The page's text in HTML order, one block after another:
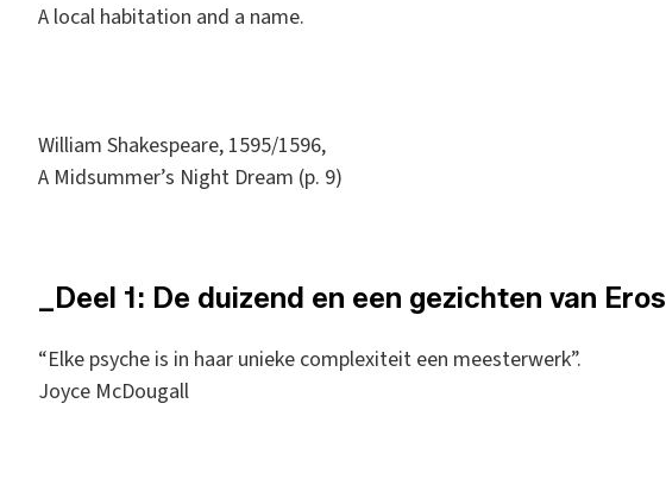
A local habitation and a name.
William Shakespeare, 1595/1596,
A Midsummer’s Night Dream (p. 9)
_Deel 1: De duizend en een gezichten van Eros
“Elke psyche is in haar unieke complexiteit een meesterwerk”.
Joyce McDougall